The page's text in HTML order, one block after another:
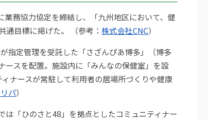
務協力協定を締結し、「九州地区において、健
目標に掲げた。 （参考： 株式会社CNC）
指定管理を受託した「さざんぴあ博多」（博多
ースを配置。施設内に「みんなの保健室」を設
ナースが常駐して利用者の居場所づくりや健康
パ）
は「ひのさと48」を拠点としたコミュニティナー